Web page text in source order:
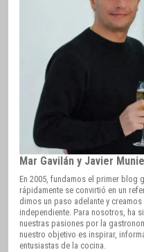
Mar Gavilán y Javier
En 2005, fundamos el primer blog
rápidamente se convirtió en un
dimos un paso adelante y
independiente. Para nosotros, ha
nuestras pasiones por la
nuestro objetivo es inspirar,
entusiastas de la cocina.